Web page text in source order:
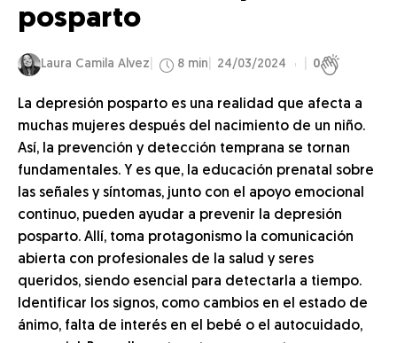
posparto
Laura Camila Alvez 8 min 24/03/2024 0
La depresión posparto es una realidad que afecta a
muchas mujeres después del nacimiento de un niño.
Así, la prevención y detección temprana se tornan
fundamentales. Y es que, la educación prenatal sobre
las señales y síntomas, junto con el apoyo emocional
continuo, pueden ayudar a prevenir la depresión
posparto. Allí, toma protagonismo la comunicación
abierta con profesionales de la salud y seres
queridos, siendo esencial para detectarla a tiempo.
Identificar los signos, como cambios en el estado de
ánimo, falta de interés en el bebé o el autocuidado,